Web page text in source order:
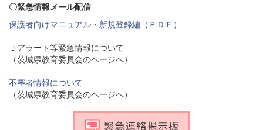
〇緊急情報メール配信
保護者向けマニュアル・新規登録編（ＰＤＦ）
Ｊアラート等緊急情報について
（茨城県教育委員会のページへ）
不審者情報について
（茨城県教育委員会のページへ）